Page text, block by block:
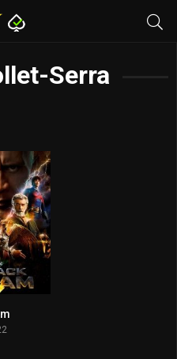
Serra